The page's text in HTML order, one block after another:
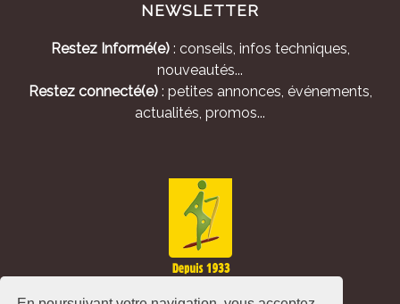
NEWSLETTER
Restez Informé(e): conseils, infos techniques,
nouveautés...
Restez connecté(e): petites annonces, événements,
actualités, promos...